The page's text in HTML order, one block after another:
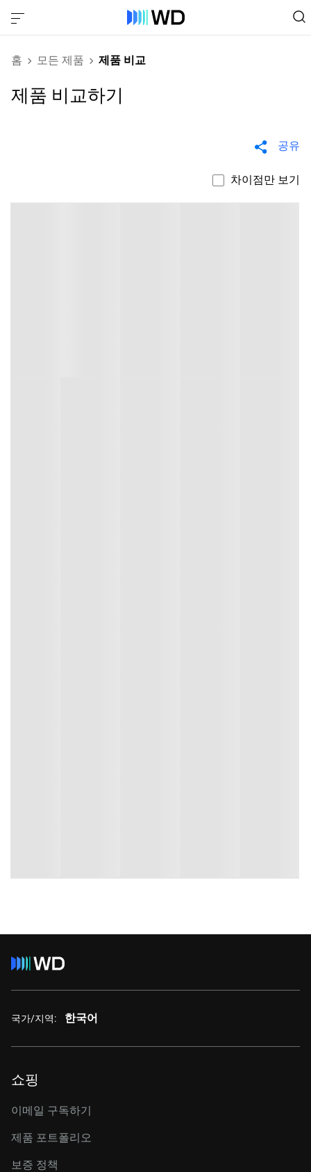
홈 모든 제품 제품 비교
제품 비교하기
공유
차이점만 보기
국가/지역: 한국어
쇼핑
이메일 구독하기
제품 포트폴리오
보증 정책